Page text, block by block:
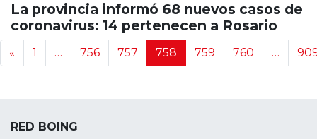
La provincia informó 68 nuevos casos de
coronavirus: 14 pertenecen a Rosario
Navegación de noticias
« 1 … 756 757 758 759 760 …
RED BOING